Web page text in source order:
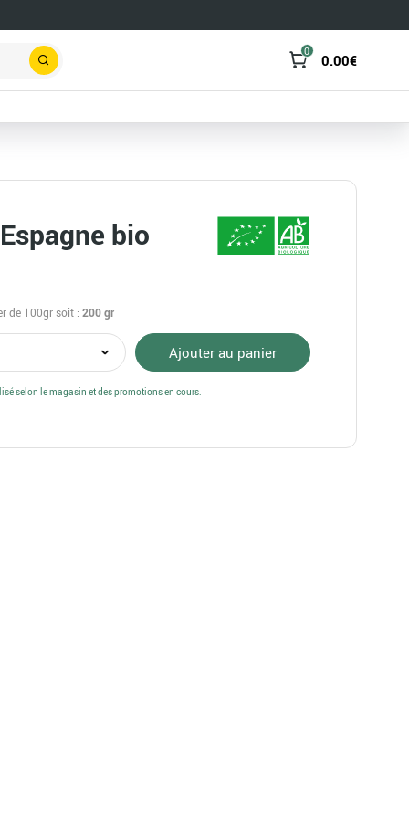
Rechercher
0
0.00€
bio
de 100gr soit :200 gr
Ajouter au panier
selon le magasin et des promotions en cours.